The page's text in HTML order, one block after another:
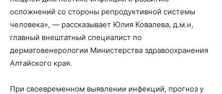
осложнений со стороны репродуктивной системы
человека», — рассказывает Юлия Ковалева, д.м.н,
главный внештатный специалист по
дерматовенерологии Министерства здравоохранения
Алтайского края.
При своевременном выявлении инфекций, прогноз у